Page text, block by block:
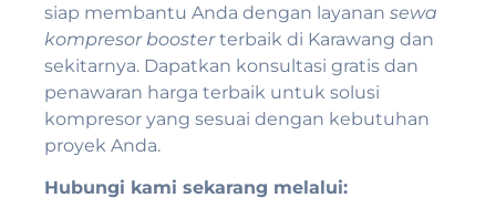
siap membantu Anda dengan layanan sewa
kompresor boosterterbaik di Karawang dan
sekitarnya. Dapatkan konsultasi gratis dan
penawaran harga terbaik untuk solusi
kompresor yang sesuai dengan kebutuhan
proyek Anda.
Hubungi kami sekarang melalui: